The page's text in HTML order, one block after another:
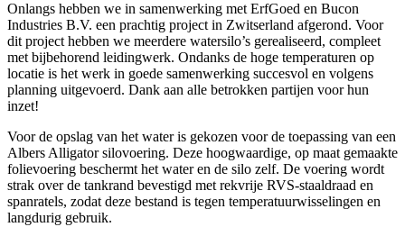
Onlangs hebben we in samenwerking met ErfGoed en Bucon
Industries B.V. een prachtig project in Zwitserland afgerond. Voor
dit project hebben we meerdere watersilo’s gerealiseerd, compleet
met bijbehorend leidingwerk. Ondanks de hoge temperaturen op
locatie is het werk in goede samenwerking succesvol en volgens
planning uitgevoerd. Dank aan alle betrokken partijen voor hun
inzet!
Voor de opslag van het water is gekozen voor de toepassing van een
Albers Alligator silovoering. Deze hoogwaardige, op maat gemaakte
folievoering beschermt het water en de silo zelf. De voering wordt
strak over de tankrand bevestigd met rekvrije RVS-staaldraad en
spanratels, zodat deze bestand is tegen temperatuurwisselingen en
langdurig gebruik.